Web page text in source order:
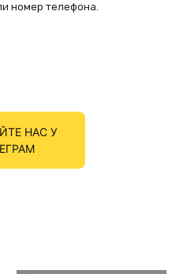
номер телефона.
НАС У